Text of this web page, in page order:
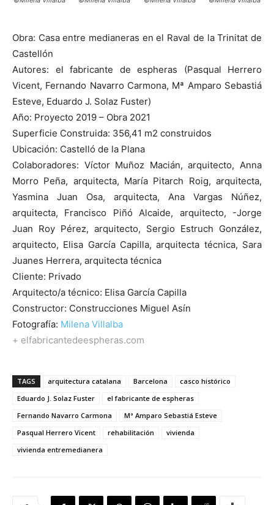
Obra: Casa entre medianeras en el Raval de la Trinitat de
Castellón
Autores: el fabricante de espheras (Pasqual Herrero
Vicent, Fernando Navarro Carmona, Mª Amparo Sebastiá
Esteve, Eduardo J. Solaz Fuster)
Año: Proyecto 2019 – Obra 2021
Superficie Construida: 356,41 m2 construidos
Ubicación: Castelló de la Plana
Colaboradores: Víctor Muñoz Macián, arquitecto, Anna
Morro Peña, arquitecta, María Pitarch Roig, arquitecta,
Yasmina Juan Osa, arquitecta, Ana Vargas Núñez,
arquitecta, Francisco Piñó Alcaide, arquitecto, -Jorge
Juan Roy Pérez, arquitecto, Sergio Estruch González,
arquitecto, Elisa García Capilla, arquitecta técnica, Sara
Juanes Herrera, arquitecta técnica
Cliente: Privado
Arquitecto/a técnico: Elisa García Capilla
Constructor: Construcciones Miguel Asín
Fotografía: Milena Villalba
+ elfabricantedeespheras.com
TAGS arquitectura catalana Barcelona
casco histórico
Eduardo J. Solaz Fuster
el fabricante de espheras
Fernando Navarro Carmona
Mª Amparo Sebastiá Esteve
Pasqual Herrero Vicent
rehabilitación
vivienda
vivienda entremedianera